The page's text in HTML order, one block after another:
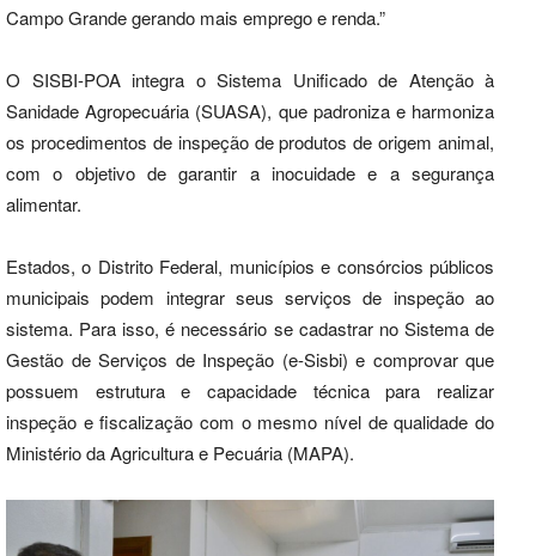
Campo Grande gerando mais emprego e renda.”
O SISBI-POA integra o Sistema Unificado de Atenção à
Sanidade Agropecuária (SUASA), que padroniza e harmoniza
os procedimentos de inspeção de produtos de origem animal,
com o objetivo de garantir a inocuidade e a segurança
alimentar.
Estados, o Distrito Federal, municípios e consórcios públicos
municipais podem integrar seus serviços de inspeção ao
sistema. Para isso, é necessário se cadastrar no Sistema de
Gestão de Serviços de Inspeção (e-Sisbi) e comprovar que
possuem estrutura e capacidade técnica para realizar
inspeção e fiscalização com o mesmo nível de qualidade do
Ministério da Agricultura e Pecuária (MAPA).